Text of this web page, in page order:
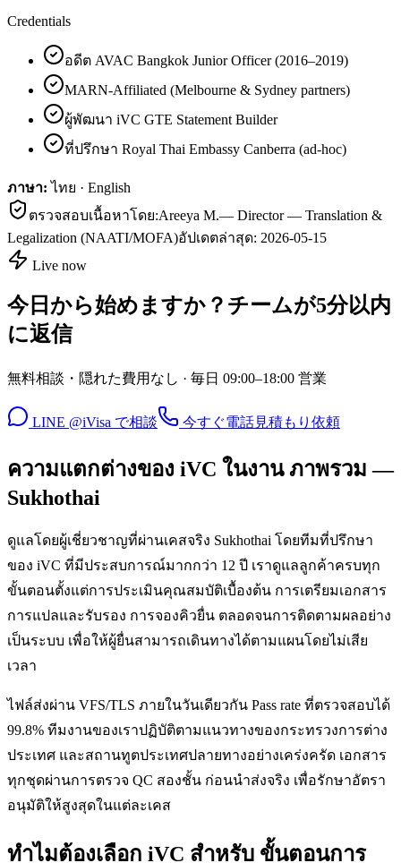
Credentials
อดีต AVAC Bangkok Junior Officer (2016–2019)
MARN-Affiliated (Melbourne & Sydney partners)
ผู้พัฒนา iVC GTE Statement Builder
ที่ปรึกษา Royal Thai Embassy Canberra (ad-hoc)
ภาษา: ไทย · English
ตรวจสอบเนื้อหาโดย:Areeya M.— Director — Translation &
Legalization (NAATI/MOFA)อัปเดตล่าสุด: 2026-05-15
Live now
今日から始めますか？チームが5分以内
に返信
無料相談・隠れた費用なし · 毎日 09:00–18:00 営業
LINE @iVisa で相談 今すぐ電話見積もり依頼
ความแตกต่างของ iVC ในงาน ภาพรวม —
Sukhothai
ดูแลโดยผู้เชี่ยวชาญที่ผ่านเคสจริง Sukhothai โดยทีมที่ปรึกษา
ของ iVC ที่มีประสบการณ์มากกว่า 12 ปี เราดูแลลูกค้าครบทุก
ขั้นตอนตั้งแต่การประเมินคุณสมบัติเบื้องต้น การเตรียมเอกสาร
การแปลและรับรอง การจองคิวยื่น ตลอดจนการติดตามผลอย่าง
เป็นระบบ เพื่อให้ผู้ยื่นสามารถเดินทางได้ตามแผนโดยไม่เสีย
เวลา
ไฟล์ส่งผ่าน VFS/TLS ภายในวันเดียวกัน Pass rate ที่ตรวจสอบได้
99.8% ทีมงานของเราปฏิบัติตามแนวทางของกระทรวงการต่าง
ประเทศ และสถานทูตประเทศปลายทางอย่างเคร่งครัด เอกสาร
ทุกชุดผ่านการตรวจ QC สองชั้น ก่อนนำส่งจริง เพื่อรักษาอัตรา
อนุมัติให้สูงสุดในแต่ละเคส
ทำไมต้องเลือก iVC สำหรับ ขั้นตอนการ